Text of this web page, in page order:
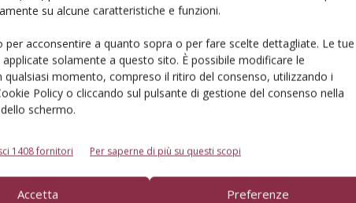
su alcune caratteristiche e funzioni.
per acconsentire a quanto sopra o per fare scelte dettagliate. Le tue
solamente a questo sito. È possibile modificare le
qualsiasi momento, compreso il ritiro del consenso, utilizzando i
Policy o cliccando sul pulsante di gestione del consenso nella
schermo.
1408 fornitori Per saperne di più su questi scopi
Accetta Preferenze
Pac
dei titoli Pac. Bisogna comunque